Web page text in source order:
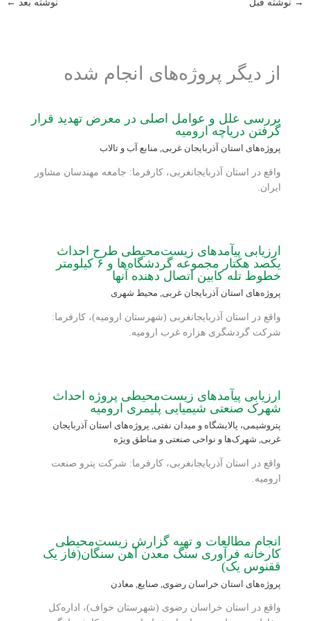
→ نوشته قبل نوشته بعد ←
از دیگر پروژه‌های انجام شده
بررسی علل و عوامل‏ اصلی در معرض تهدید ‏قرار
گرفتن دریاچه‏ ارومیه
پروژه‌های استان آذربایجان غربی, منابع آب و تالاب
واقع در استان آذربایجانغربی، کارفرما: جامعه مهندسان مشاور
ایران.
ارزیابی پی‏آمدهای زیست‏‌محیطی طرح احداث
یکصد هکتار مجموعه گردشگاه‌ها و ۶ کیلومتر
خطوط تله‏ کابین اتصال‏ دهنده آنها
پروژه‌های استان آذربایجان غربی, محیط شهری
واقع در استان آذربایجانغربی (شهرستان ارومیه)، کارفرما:
شرکت گردشگری هزاره غرب ارومیه.
ارزیابی پی‏آمدهای زیست‏‌محیطی پروژه احداث
شهرک صنعتی شیمیایی پلیمری ارومیه
پتروشیمی، پالایشگاه و میدان نفتی, پروژه‌های استان آذربایجان
غربی, شهرک‌ها و نواحی صنعتی و مناطق ویژه
واقع در استان آذربایجانغربی، کارفرما: شرکت پترو صنعت
ارومیه.
انجام مطالعات و تهیه گزارش زیست‌محیطی
کارخانه فرآوری سنگ معدن آهن سنگان(فاز یک
ققنوس یک)
پروژه‌های استان خراسان رضوی صنایع معادن
واقع در استان خراسان رضوی (شهرستان خواف)، اداره‌کل